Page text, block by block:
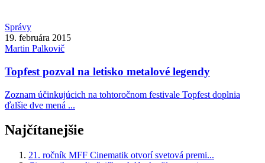
Správy
19. februára 2015
Martin Palkovič
Topfest pozval na letisko metalové legendy
Zoznam účinkujúcich na tohtoročnom festivale Topfest doplnia
ďalšie dve mená ...
Najčítanejšie
21. ročník MFF Cinematik otvorí svetová premi...